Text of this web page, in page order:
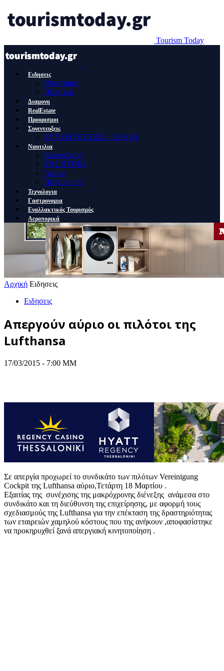
Tourism Today
Ειδησεις
Οικονομια
Πολιτικη
Διαμονη
RealEstate
Προορισμοι
Συνεντευξεις
ΣΥΝΕΝΤΕΥΞΕΙΣ – ΑΡΘΡΑ
Ναυτιλια
Κρουαζιερα
YACHTING
Λιμανι
Ποντοπορος
Τεχνολογια
Γαστρονομια
Εναλλακτικός Τουρισμός
Αεροπορικά
Αρχική Ειδησεις
Ειδησεις
Απεργούν αύριο οι πιλότοι της
Lufthansa
17/03/2015 - 7:00 ΜΜ
Σε απεργία προχωρεί το συνδικάτο των πιλότων Vereinigung
Cockpit της Lufthansa αύριο,Τετάρτη 18 Μαρτίου .
Εξαιτίας της συνέχισης της μακρόχρονης διένεξης ανάμεσα στο
συνδικάτο και τη διεύθυνση της επιχείρησης, με αφορμή τους
σχεδιασμούς της Lufthansa για την επέκταση της δραστηριότητας
των εταιρειών χαμηλού κόστους που της ανήκουν ,αποφασίστηκε
να προκηρυχθεί ξανά απεργιακή κινητοποίηση .